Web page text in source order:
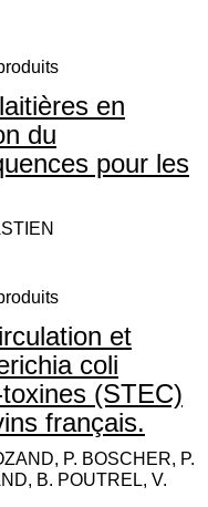
en
du
pour les
et
coli
(STEC)
français.
P. BOSCHER, P.
B. POUTREL, V.